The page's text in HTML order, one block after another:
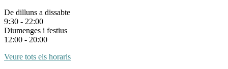
De dilluns a dissabte
9:30 - 22:00
Diumenges i festius
12:00 - 20:00
Veure tots els horaris